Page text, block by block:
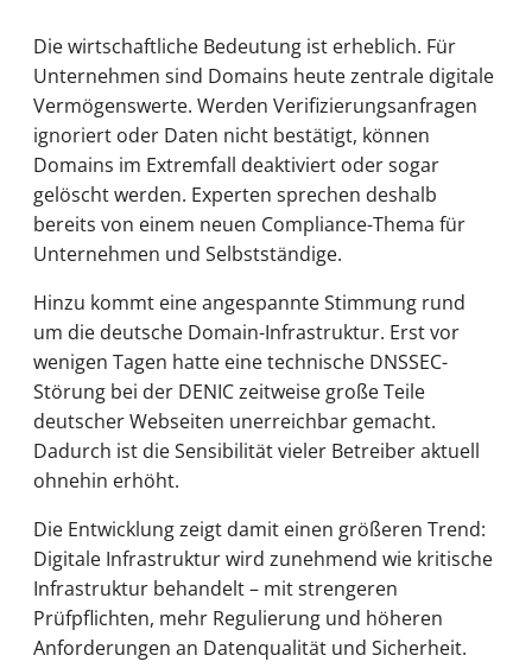
Die wirtschaftliche Bedeutung ist erheblich. Für
Unternehmen sind Domains heute zentrale digitale
Vermögenswerte. Werden Verifizierungsanfragen
ignoriert oder Daten nicht bestätigt, können
Domains im Extremfall deaktiviert oder sogar
gelöscht werden. Experten sprechen deshalb
bereits von einem neuen Compliance-Thema für
Unternehmen und Selbstständige.
Hinzu kommt eine angespannte Stimmung rund
um die deutsche Domain-Infrastruktur. Erst vor
wenigen Tagen hatte eine technische DNSSEC-
Störung bei der DENIC zeitweise große Teile
deutscher Webseiten unerreichbar gemacht.
Dadurch ist die Sensibilität vieler Betreiber aktuell
ohnehin erhöht.
Die Entwicklung zeigt damit einen größeren Trend:
Digitale Infrastruktur wird zunehmend wie kritische
Infrastruktur behandelt – mit strengeren
Prüfpflichten, mehr Regulierung und höheren
Anforderungen an Datenqualität und Sicherheit.